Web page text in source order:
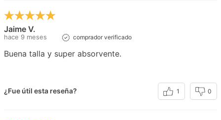
Jaime V.
hace 9 meses comprador verificado
Buena talla y super absorvente.
¿Fue útil esta reseña? 1 0